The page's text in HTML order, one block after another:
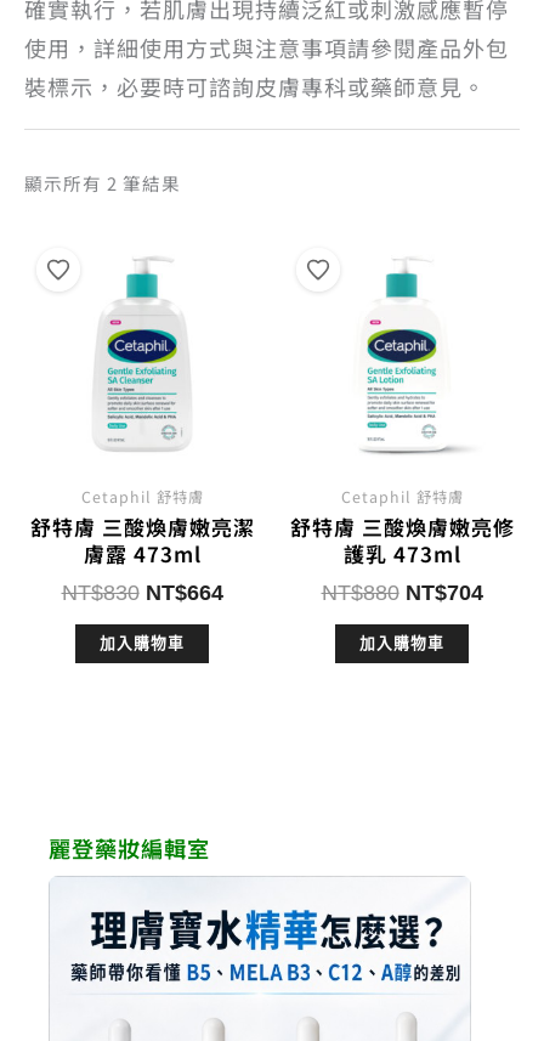
麗登藥妝編輯室
確實執行，若肌膚出現持續泛紅或刺激感應暫停
使用，詳細使用方式與注意事項請參閱產品外包
裝標示，必要時可諮詢皮膚專科或藥師意見。
顯示所有 2 筆結果
Cetaphil 舒特膚
舒特膚 三酸煥膚嫩亮潔
膚露 473ml
NT$830 原
始
價
NT$664目
加入購物車
Cetaphil 舒特膚
舒特膚 三酸煥膚嫩亮修
護乳 473ml
NT$880 原
始
價
NT$704目
加入購物車